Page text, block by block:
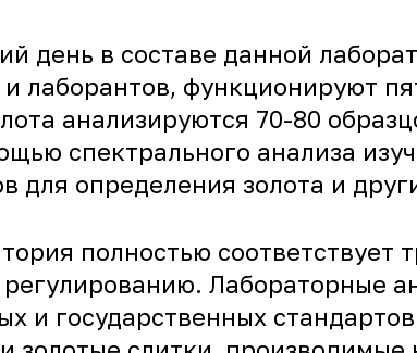
день в составе данной
лаборантов, функционируют
анализируются 70-80
спектрального анализа
для определения золота и
полностью соответствует
регулированию. Лабораторные
и государственных